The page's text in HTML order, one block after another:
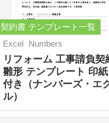
契約書 テンプレート一覧
Excel
Numbers
リフォーム 工事請負契
雛形 テンプレート 印
付き（ナンバーズ・エ
ル）